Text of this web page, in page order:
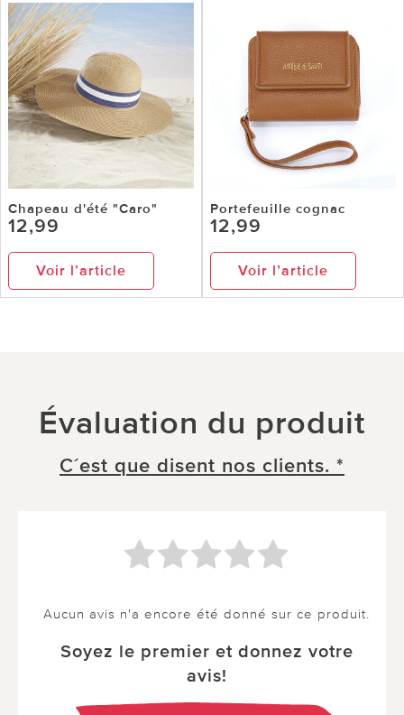
Chapeau d'été "Caro"
12,99
Voir l’article
Portefeuille cognac
12,99
Voir l’article
Évaluation du produit
C´est que disent nos clients. *
Aucun avis n'a encore été donné sur ce produit.
Soyez le premier et donnez votre
avis!